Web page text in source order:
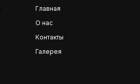
Главная
О нас
Контакты
Галерея